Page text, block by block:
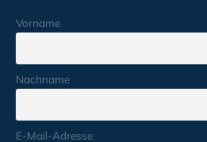
Vorname
Nachname
E-Mail-Adresse